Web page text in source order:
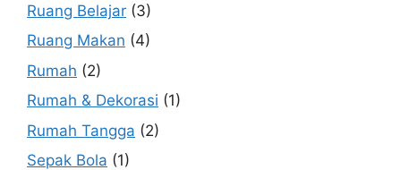
Ruang Belajar (3)
Ruang Makan (4)
Rumah (2)
Rumah & Dekorasi (1)
Rumah Tangga (2)
Sepak Bola (1)